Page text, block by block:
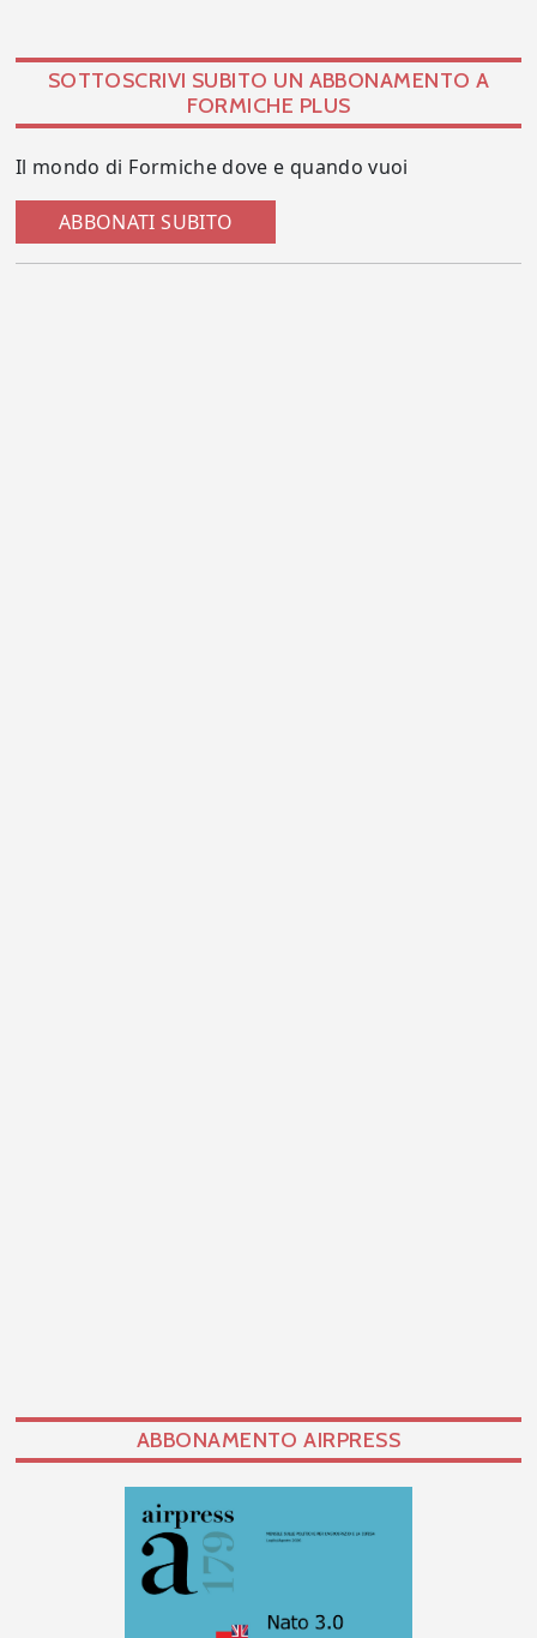
SOTTOSCRIVI SUBITO UN ABBONAMENTO A
FORMICHE PLUS
Il mondo di Formiche dove e quando vuoi
ABBONATI SUBITO
ABBONAMENTO AIRPRESS